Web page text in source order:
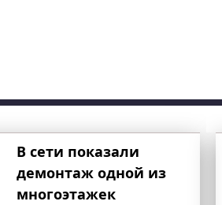
В сети показали
демонтаж одной из
многоэтажек